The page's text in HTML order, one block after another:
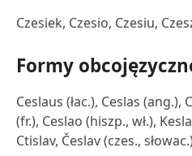
Czesiek, Czesio, Czesiu,
Formy
Ceslaus (łac.), Ceslas (ang.),
(fr.), Ceslao (hiszp., wł.),
Ctislav, Česlav (czes.,